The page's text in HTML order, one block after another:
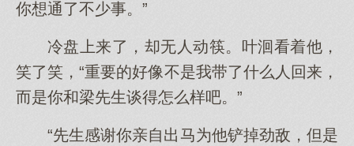
你想通了不少事。”
冷盘上来了，却无人动筷。叶洄看着他，
笑了笑，“重要的好像不是我带了什么人回来，
而是你和梁先生谈得怎么样吧。”
“先生感谢你亲自出马为他铲掉劲敌，但是